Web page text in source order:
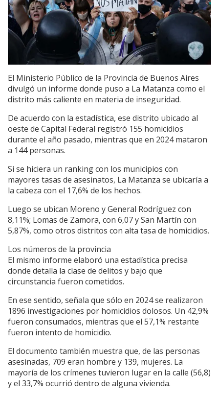
El Ministerio Público de la Provincia de Buenos Aires
divulgó un informe donde puso a La Matanza como el
distrito más caliente en materia de inseguridad.
De acuerdo con la estadística, ese distrito ubicado al
oeste de Capital Federal registró 155 homicidios
durante el año pasado, mientras que en 2024 mataron
a 144 personas.
Si se hiciera un ranking con los municipios con
mayores tasas de asesinatos, La Matanza se ubicaría a
la cabeza con el 17,6% de los hechos.
Luego se ubican Moreno y General Rodríguez con
8,11%; Lomas de Zamora, con 6,07 y San Martín con
5,87%, como otros distritos con alta tasa de homicidios.
Los números de la provincia
El mismo informe elaboró una estadística precisa
donde detalla la clase de delitos y bajo que
circunstancia fueron cometidos.
En ese sentido, señala que sólo en 2024 se realizaron
1896 investigaciones por homicidios dolosos. Un 42,9%
fueron consumados, mientras que el 57,1% restante
fueron intento de homicidio.
El documento también muestra que, de las personas
asesinadas, 709 eran hombre y 139, mujeres. La
mayoría de los crímenes tuvieron lugar en la calle (56,8)
y el 33,7% ocurrió dentro de alguna vivienda.